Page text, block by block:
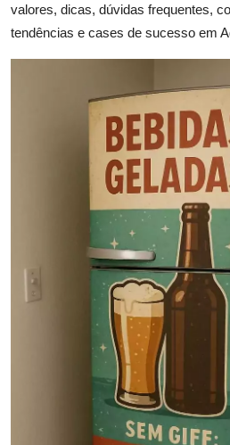
valores, dicas, dúvidas frequentes,
tendências e cases de sucesso em